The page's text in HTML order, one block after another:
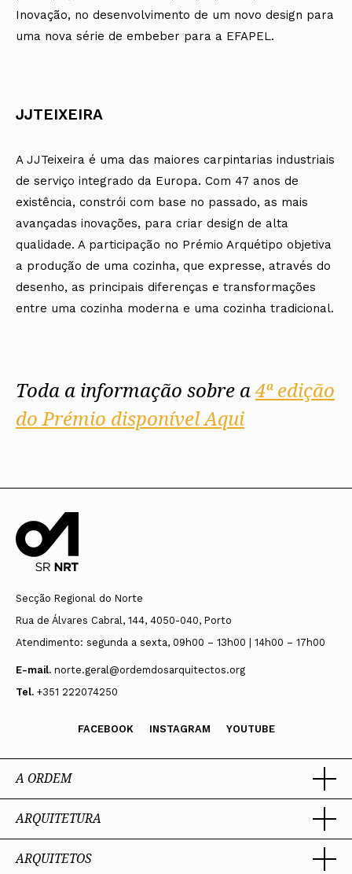
Inovação, no desenvolvimento de um novo design para
uma nova série de embeber para a EFAPEL.
JJTEIXEIRA
A JJTeixeira é uma das maiores carpintarias industriais
de serviço integrado da Europa. Com 47 anos de
existência, constrói com base no passado, as mais
avançadas inovações, para criar design de alta
qualidade. A participação no Prémio Arquétipo objetiva
a produção de uma cozinha, que expresse, através do
desenho, as principais diferenças e transformações
entre uma cozinha moderna e uma cozinha tradicional.
Toda a informação sobre a4ª edição
do Prémio disponível Aqui
Secção Regional do Norte
Rua de Álvares Cabral, 144, 4050-040, Porto
Atendimento: segunda a sexta, 09h00 – 13h00 | 14h00 – 17h00
E-mail. norte.geral@ordemdosarquitectos.org
Tel. +351 222074250
FACEBOOK INSTAGRAM YOUTUBE
A ORDEM
Ordem dos Arquitectos
Sobre a OA
Legado
ARQUITETURA
Trabalhar com Arquiteto
ARQUITETOS